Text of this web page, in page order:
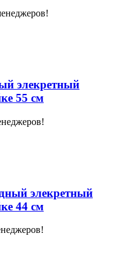
элекретный
55 см
элекретный
44 см